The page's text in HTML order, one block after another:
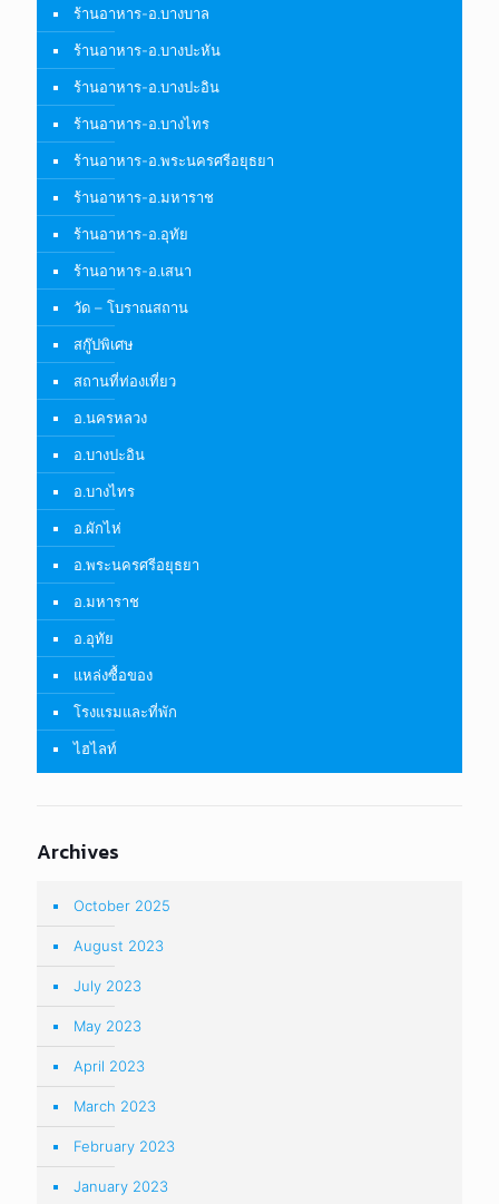
ร้านอาหาร-อ.บางบาล
ร้านอาหาร-อ.บางปะหัน
ร้านอาหาร-อ.บางปะอิน
ร้านอาหาร-อ.บางไทร
ร้านอาหาร-อ.พระนครศรีอยุธยา
ร้านอาหาร-อ.มหาราช
ร้านอาหาร-อ.อุทัย
ร้านอาหาร-อ.เสนา
วัด – โบราณสถาน
สกู๊ปพิเศษ
สถานที่ท่องเที่ยว
อ.นครหลวง
อ.บางปะอิน
อ.บางไทร
อ.ผักไห่
อ.พระนครศรีอยุธยา
อ.มหาราช
อ.อุทัย
แหล่งซื้อของ
โรงแรมและที่พัก
ไฮไลท์
Archives
October 2025
August 2023
July 2023
May 2023
April 2023
March 2023
February 2023
January 2023